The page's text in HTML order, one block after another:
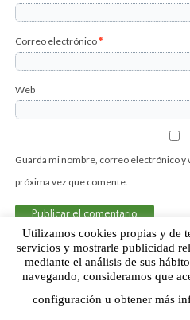
Correo electrónico*
Web
Guarda mi nombre, correo electrónico y
próxima vez que comente.
Sobre Humor Fútbol Club
Humor Fútbol Club © 2015.
Utilizamos cookies propias y de
servicios y mostrarle publicidad
mediante el análisis de sus
navegando, consideramos que
configuración u obtener más